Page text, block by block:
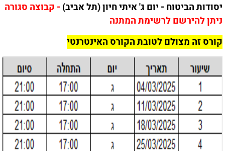
יסודות הביטוח - יום ג' איתי חיון (תל אביב)- קבוצה סגורה
ניתן להירשם לרשימת המתנה
קורס זה מצולם לטובת הקורס האינטרנטי